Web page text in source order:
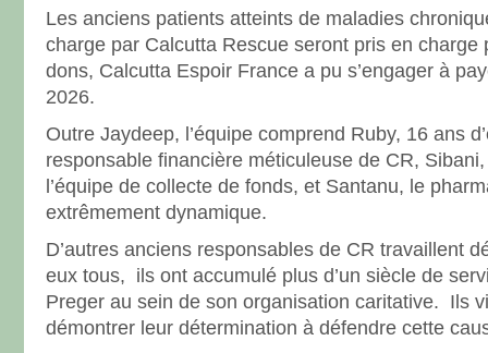
Les anciens patients atteints de maladies
charge par Calcutta Rescue seront pris en charge
dons, Calcutta Espoir France a pu s’engager à
2026.
Outre Jaydeep, l’équipe comprend Ruby, 16 ans
responsable financière méticuleuse de CR,
l’équipe de collecte de fonds, et Santanu, le
extrêmement dynamique.
D’autres anciens responsables de CR travaillent
eux tous, ils ont accumulé plus d’un siècle de
Preger au sein de son organisation caritative. Ils
démontrer leur détermination à défendre cette